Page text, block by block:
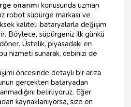
onarımı konusunda uzman
robot süpürge markası ve
kaliteli bataryalarla değişim
Böylece, süpürgeniz ilk günkü
Üstelik, piyasadaki en
hizmeti sunarak, cebinizi de
öncesinde detaylı bir arıza
gerçekten bataryadan
belirliyoruz. Eğer
kaynaklanıyorsa, size en